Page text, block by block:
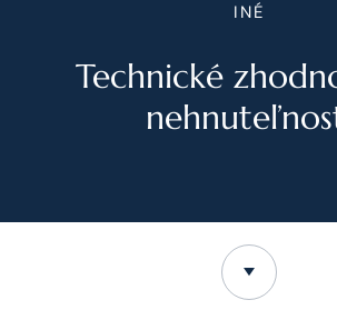
INÉ
Technické